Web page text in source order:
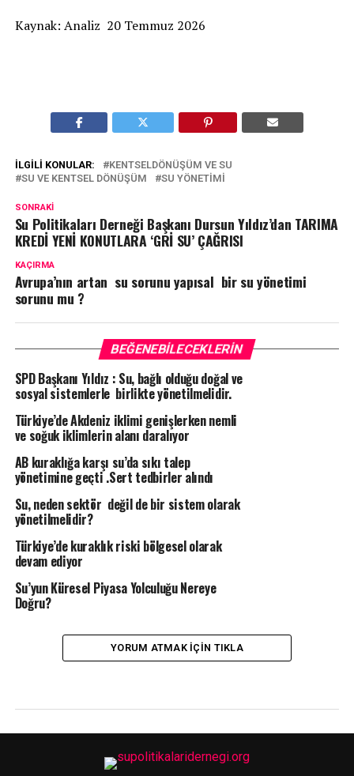
Kaynak: Analiz 20 Temmuz 2026
İLGILI KONULAR:
KENTSELDÖNÜŞÜM VE SU
SU VE KENTSEL DÖNÜŞÜM
SU YÖNETIMI
SONRAKI
Su Politikaları Derneği Başkanı Dursun Yıldız’dan TARIMA
KREDİ YENİ KONUTLARA ‘GRİ SU’ ÇAĞRISI
KAÇIRMA
Avrupa’nın artan su sorunu yapısal bir su yönetimi
sorunu mu ?
BEĞENEBILECEKLERIN
SPD Başkanı Yıldız : Su, bağlı olduğu doğal ve
sosyal sistemlerle birlikte yönetilmelidir.
Türkiye’de Akdeniz iklimi genişlerken nemli
ve soğuk iklimlerin alanı daralıyor
AB kuraklığa karşı su’da sıkı talep
yönetimine geçti .Sert tedbirler alındı
Su, neden sektör değil de bir sistem olarak
yönetilmelidir?
Türkiye’de kuraklık riski bölgesel olarak
devam ediyor
Su’yun Küresel Piyasa Yolculuğu Nereye
Doğru?
YORUM ATMAK IÇIN TIKLA